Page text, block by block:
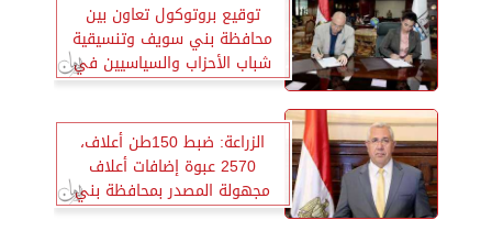
توقيع بروتوكول تعاون بين
محافظة بني سويف وتنسيقية
شباب الأحزاب والسياسيين في
المجالات الخدمية
الزراعة: ضبط 150طن أعلاف،
2570 عبوة إضافات أعلاف
مجهولة المصدر بمحافظة بني
سويف